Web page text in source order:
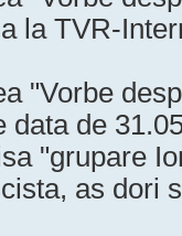
la TVR-
"Vorbe
data de
"grupare
as dori